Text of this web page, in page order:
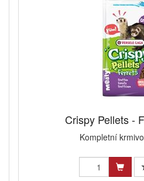
Crispy Pellets -
Kompletní